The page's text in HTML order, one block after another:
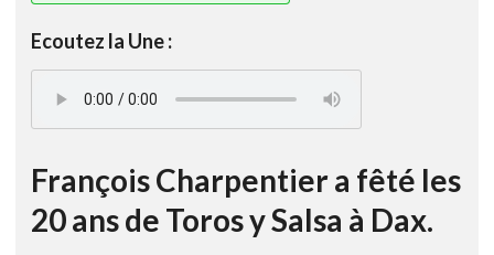
Ecoutez la Une :
François Charpentier a fêté les
20 ans de Toros y Salsa à Dax.